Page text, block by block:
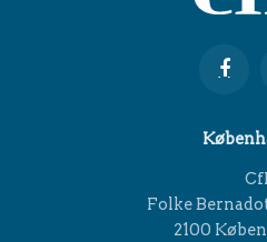
Folke
2100